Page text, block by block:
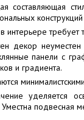
составляющая
в интерьере
декор
панели с
и градиента.
уделяется
Уместна подвесная